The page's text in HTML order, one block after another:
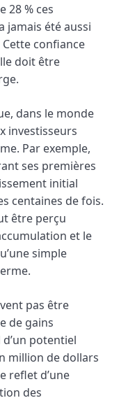
28 % ces
jamais été aussi
Cette confiance
doit être
dans le monde
investisseurs
Par exemple,
ses premières
initial
centaines de fois.
être perçu
et le
simple
pas être
de gains
potentiel
million de dollars
reflet d’une
des